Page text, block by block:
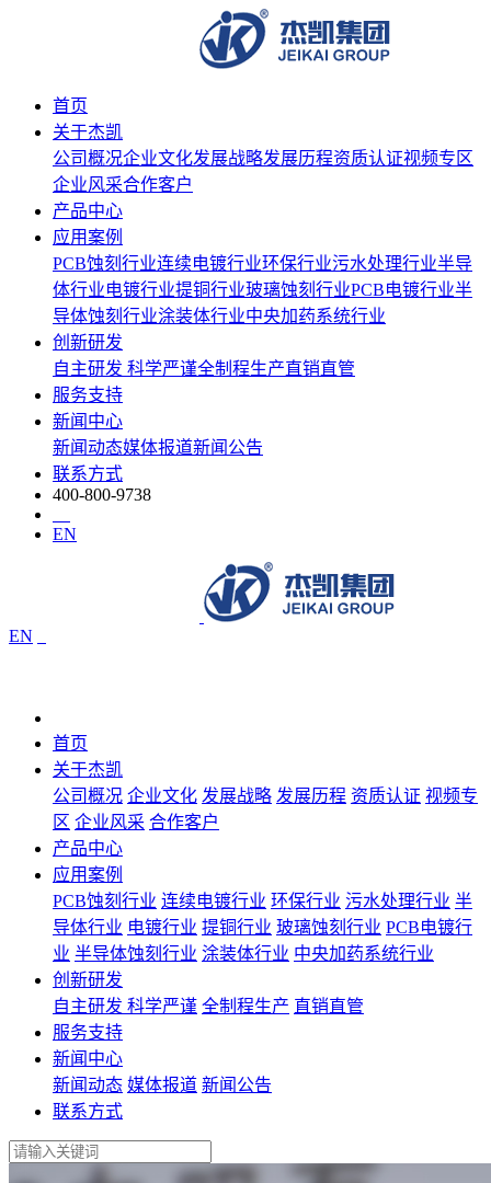
首页
关于杰凯
公司概况企业文化发展战略发展历程资质认证视频专区
企业风采合作客户
产品中心
应用案例
PCB蚀刻行业连续电镀行业环保行业污水处理行业半导
体行业电镀行业提铜行业玻璃蚀刻行业PCB电镀行业半
导体蚀刻行业涂装体行业中央加药系统行业
创新研发
自主研发 科学严谨全制程生产直销直管
服务支持
新闻中心
新闻动态媒体报道新闻公告
联系方式
400-800-9738
EN
EN
首页
关于杰凯
公司概况 企业文化 发展战略 发展历程 资质认证 视频专
区 企业风采 合作客户
产品中心
应用案例
PCB蚀刻行业 连续电镀行业 环保行业 污水处理行业 半
导体行业 电镀行业 提铜行业 玻璃蚀刻行业 PCB电镀行
业 半导体蚀刻行业 涂装体行业 中央加药系统行业
创新研发
自主研发 科学严谨 全制程生产 直销直管
服务支持
新闻中心
新闻动态 媒体报道 新闻公告
联系方式